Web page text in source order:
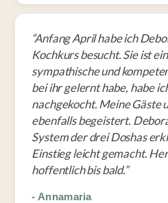
“Anfang April habe ich
Kochkurs besucht. Sie ist
sympathische und
bei ihr gelernt habe, habe
nachgekocht. Meine Gäste
ebenfalls begeistert.
System der drei Doshas
Einstieg leicht gemacht.
hoffentlich bis bald.”
- Annamaria